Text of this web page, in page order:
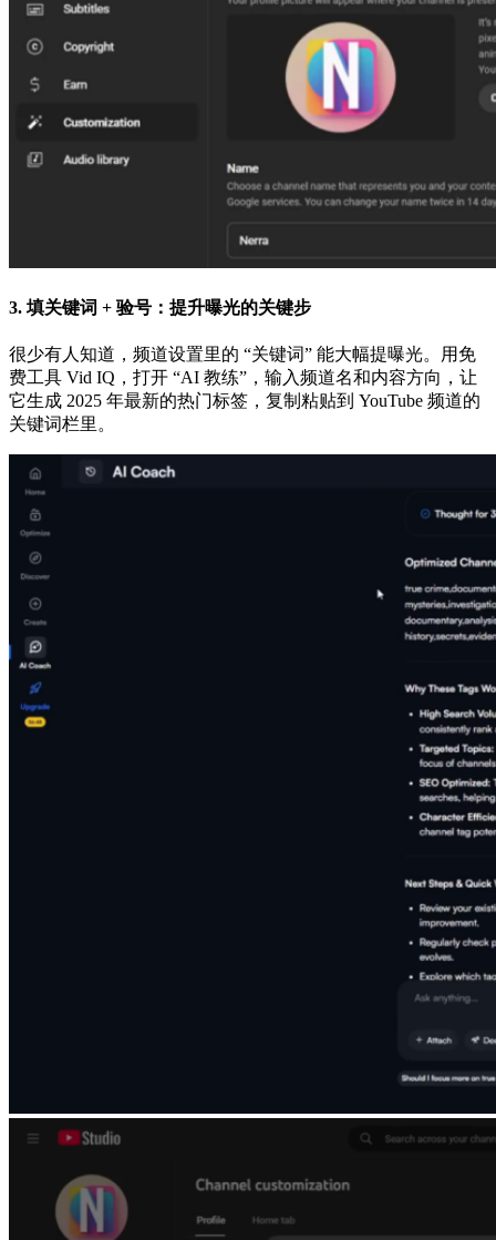
3. 填关键词 + 验号：提升曝光的关键步
很少有人知道，频道设置里的 “关键词” 能大幅提曝光。用免
费工具 Vid IQ，打开 “AI 教练”，输入频道名和内容方向，让
它生成 2025 年最新的热门标签，复制粘贴到 YouTube 频道的
关键词栏里。